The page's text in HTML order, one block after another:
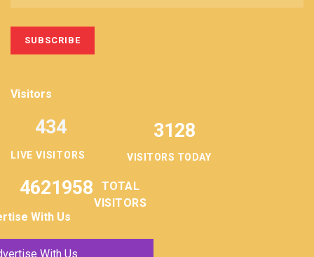
Visitors
LIVE VISITORS
434 3128
VISITORS TODAY
4621958
TOTAL
VISITORS
With Us
With Us